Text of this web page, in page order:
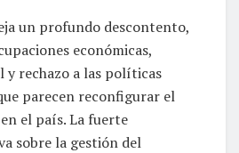
un profundo descontento,
económicas,
y rechazo a las políticas
parecen reconfigurar el
el país. La fuerte
sobre la gestión del